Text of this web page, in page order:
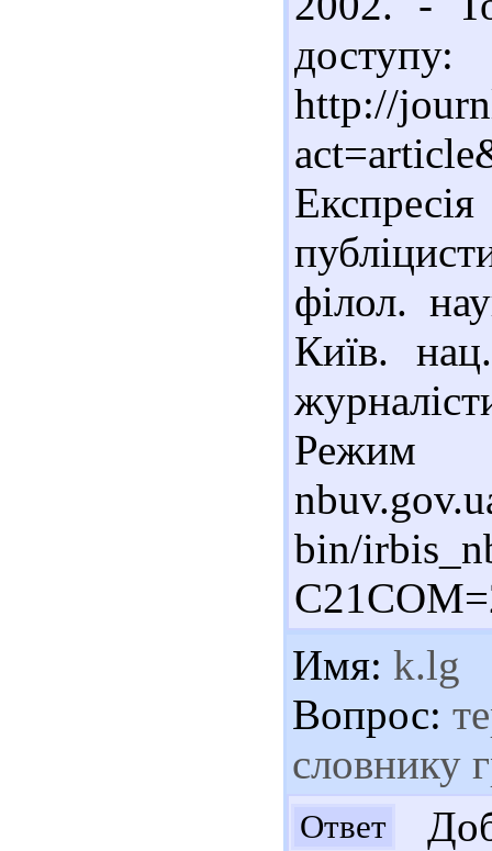
доступу:
http://
філол.
Київ.
Режим
bin/
Имя: k.lg
Вопрос:
словнику
Ответ